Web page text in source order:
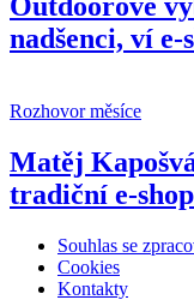
nadšenci, ví e-
Rozhovor měsíce
Matěj
tradiční e-
Souhlas se
Cookies
Kontakty